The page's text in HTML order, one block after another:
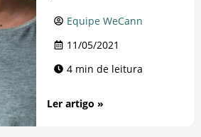
Equipe WeCann
11/05/2021
4 min de leitura
Ler artigo »